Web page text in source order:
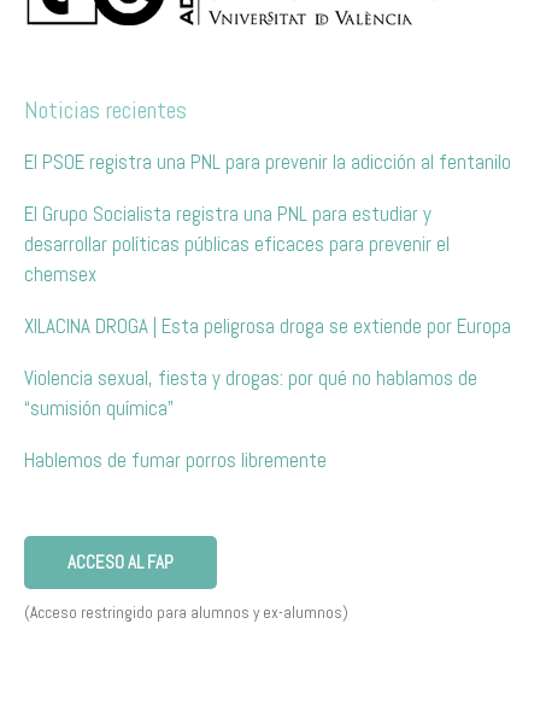
Noticias recientes
El PSOE registra una PNL para prevenir la adicción al fentanilo
El Grupo Socialista registra una PNL para estudiar y
desarrollar políticas públicas eficaces para prevenir el
chemsex
XILACINA DROGA | Esta peligrosa droga se extiende por Europa
Violencia sexual, fiesta y drogas: por qué no hablamos de
“sumisión química”
Hablemos de fumar porros libremente
ACCESO AL FAP
(Acceso restringido para alumnos y ex-alumnos)